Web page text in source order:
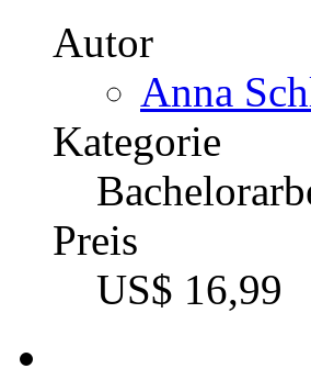
Autor
Anna
Kategorie
Preis
US$ 16,99